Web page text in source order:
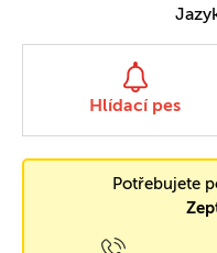
Hlídací pes
Potřebujete